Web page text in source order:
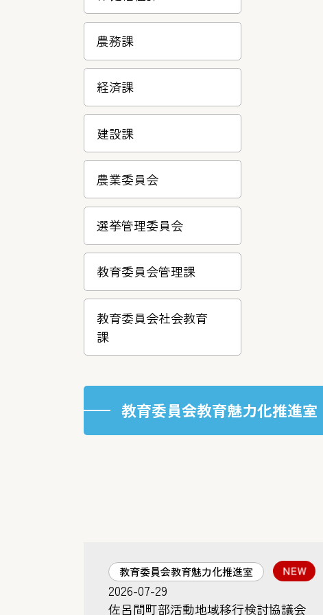
教育委員会教育魅力化推進室
教育委員会教育魅力化推進室
2026-07-29
佐呂間町部活動地域移行検討協議会
農務課
経済課
建設課
農業委員会
選挙管理委員会
教育委員会管理課
教育委員会社会教育
課